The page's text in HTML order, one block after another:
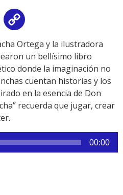
Email
Link
Ortega y la ilustradora
un bellísimo libro
donde la imaginación no
cuentan historias y los
en la esencia de Don
recuerda que jugar, crear
00:00